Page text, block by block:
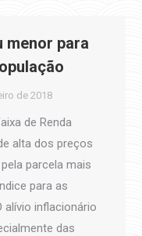
menor para
de 2018
de Renda
alta dos preços
parcela mais
para as
alívio inflacionário
das